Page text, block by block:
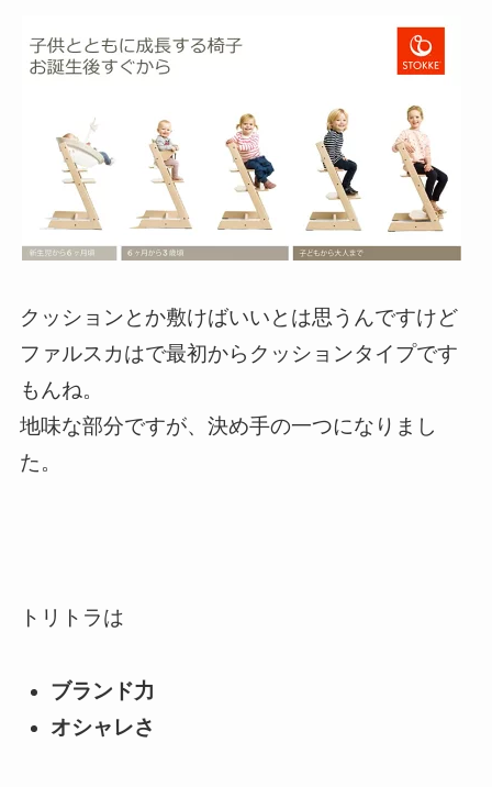
クッションとか敷けばいいとは思うんですけど
ファルスカはで最初からクッションタイプです
もんね。
地味な部分ですが、決め手の一つになりまし
た。
トリトラは
ブランド力
オシャレさ